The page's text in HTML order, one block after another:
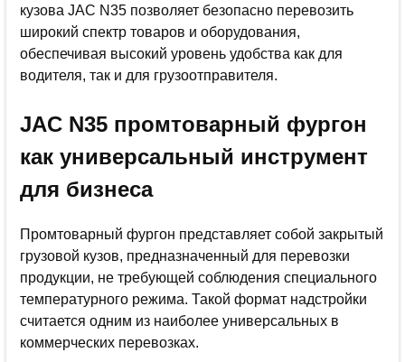
кузова JAC N35 позволяет безопасно перевозить
широкий спектр товаров и оборудования,
обеспечивая высокий уровень удобства как для
водителя, так и для грузоотправителя.
JAC N35 промтоварный фургон
как универсальный инструмент
для бизнеса
Промтоварный фургон представляет собой закрытый
грузовой кузов, предназначенный для перевозки
продукции, не требующей соблюдения специального
температурного режима. Такой формат надстройки
считается одним из наиболее универсальных в
коммерческих перевозках.